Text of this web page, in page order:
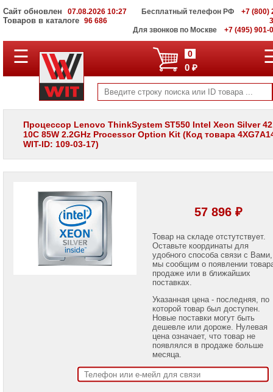
Сайт обновлен 07.08.2026 10:27
Товаров в каталоге 96 686
Бесплатный телефон РФ
+7 (800)
Для звонков по Москве
+7 (495) 901-
ПОЛНЫЙ
КАТАЛОГ
Корпоративные
серверы
WIT
Системы
хранения
данных
Мониторы
лампы
☰ 0
0 ₽
Процессор Lenovo ThinkSystem ST550 Intel Xeon Silver
10C 85W 2.2GHz Processor Option Kit (Код товара
WIT-ID: 109-03-17)
57 896 ₽
Товар на складе отстутствует.
Оставьте координаты для
удобного способа связи с Вами,
мы сообщим о появлении
продаже или в ближайших
поставках.
Указанная цена - последняя, по
которой товар был доступен.
Новые поставки могут быть
дешевле или дороже. Нулевая
цена означает, что товар не
появлялся в продаже больше
месяца.